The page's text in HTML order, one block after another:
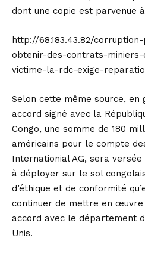
dont une copie est parvenue à
http://68.183.43.82/
obtenir-des-contrats-
victime-la-rdc-exige-
Selon cette même source, en
accord signé avec la
Congo, une somme de 180
américains pour le compte
Internationial AG, sera
à déployer sur le sol
d’éthique et de conformité
continuer de mettre en
accord avec le département
Unis.